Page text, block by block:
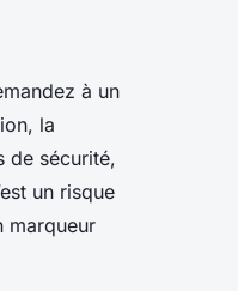
à un
la
de sécurité,
un risque
marqueur